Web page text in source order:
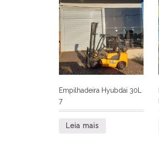
Empilhadeira Hyubdai 30L
7
Leia mais